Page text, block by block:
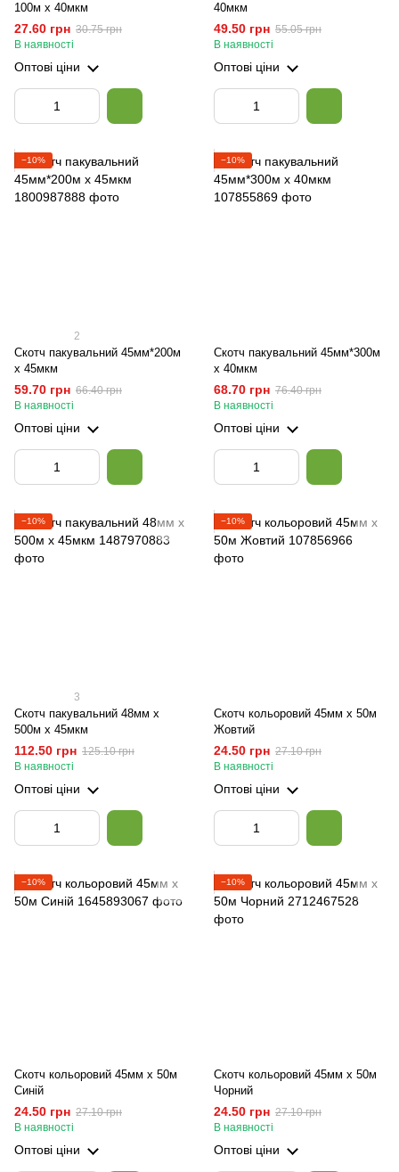
100м х 40мкм
27.60 грн 30.75 грн
В наявності
Оптові ціни
40мкм
49.50 грн 55.05 грн
В наявності
Оптові ціни
−10%
2
Скотч пакувальний 45мм*200м
х 45мкм
59.70 грн 66.40 грн
В наявності
Оптові ціни
−10%
Скотч пакувальний 45мм*300м
х 40мкм
68.70 грн 76.40 грн
В наявності
Оптові ціни
−10%
3
Скотч пакувальний 48мм х
500м х 45мкм
112.50 грн 125.10 грн
В наявності
Оптові ціни
−10%
Скотч кольоровий 45мм х 50м
Жовтий
24.50 грн 27.10 грн
В наявності
Оптові ціни
−10%
Скотч кольоровий 45мм х 50м
Синій
24.50 грн 27.10 грн
В наявності
Оптові ціни
−10%
Скотч кольоровий 45мм х 50м
Чорний
24.50 грн 27.10 грн
В наявності
Оптові ціни